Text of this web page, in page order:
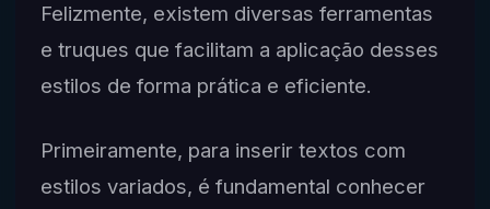
Felizmente, existem diversas ferramentas
e truques que facilitam a aplicação desses
estilos de forma prática e eficiente.
Primeiramente, para inserir textos com
estilos variados, é fundamental conhecer